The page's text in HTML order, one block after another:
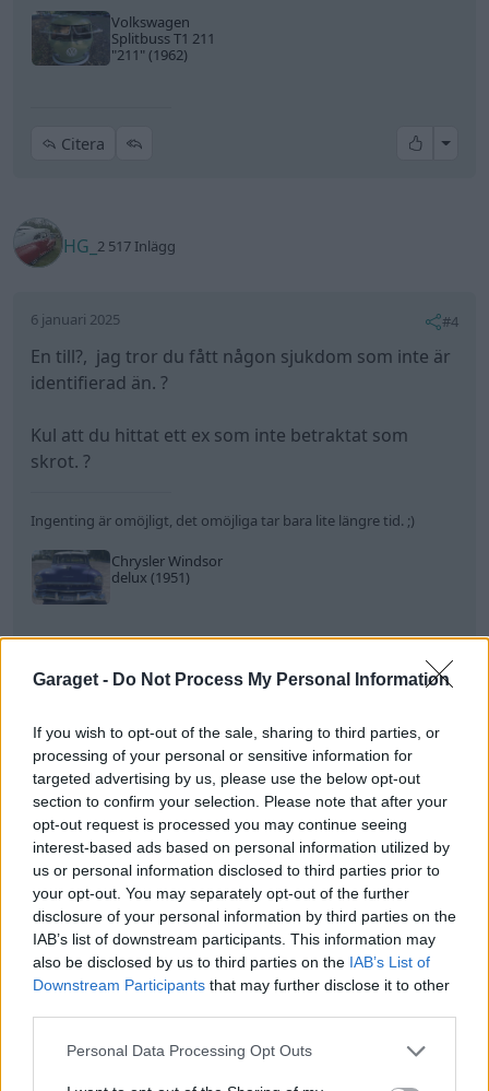
Garaget - Do Not Process My Personal Information
If you wish to opt-out of the sale, sharing to third parties, or
processing of your personal or sensitive information for
targeted advertising by us, please use the below opt-out
section to confirm your selection. Please note that after your
opt-out request is processed you may continue seeing
interest-based ads based on personal information utilized by
us or personal information disclosed to third parties prior to
your opt-out. You may separately opt-out of the further
disclosure of your personal information by third parties on the
IAB’s list of downstream participants. This information may
also be disclosed by us to third parties on the IAB’s List of
Downstream Participants that may further disclose it to other
Personal Data Processing Opt Outs
Volkswagen
Splitbuss T1 211
"211"(1962)
Citera All
HG_ 2 517 Inlägg
6 januari 2025 #4
En till?, jag tror du fått någon sjukdom som inte är
identifierad än. ?
Kul att du hittat ett ex som inte betraktat som
skrot. ?
Ingenting är omöjligt, det omöjliga tar bara lite längre tid. ;)
Chrysler Windsor
delux (1951)
Citera All
Dr_snuggels4 018 Inlägg
6 januari 2025 Trådstartare #5
HG_ skrev:
En till?, jag tror du fått någon sjukdom som inte är
identifierad än. ?